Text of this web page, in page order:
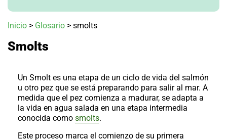
más
Agrotendencia
Planes
Glosario
Agroshow
Regístrate
suscríbete
Contáctenos
Inicio > Glosario > smolts
Smolts
Un Smolt es una etapa de un ciclo de vida del salmón
u otro pez que se está preparando para salir al mar. A
medida que el pez comienza a madurar, se adapta a
la vida en agua salada en una etapa intermedia
conocida como smolts.
Este proceso marca el comienzo de su primera